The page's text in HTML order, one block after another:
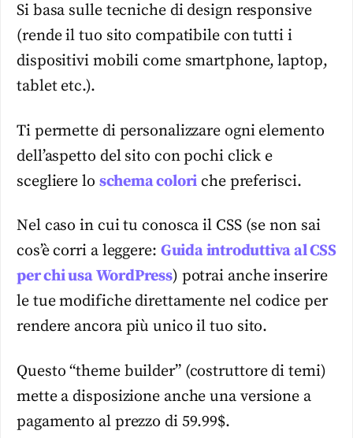
Si basa sulle tecniche di design responsive
(rende il tuo sito compatibile con tutti i
dispositivi mobili come smartphone, laptop,
tablet etc.).
Ti permette di personalizzare ogni elemento
dell’aspetto del sito con pochi click e
scegliere lo schema colori che preferisci.
Nel caso in cui tu conosca il CSS (se non sai
cos’è corri a leggere: Guida introduttiva al CSS
per chi usa WordPress) potrai anche inserire
le tue modifiche direttamente nel codice per
rendere ancora più unico il tuo sito.
Questo “theme builder” (costruttore di temi)
mette a disposizione anche una versione a
pagamento al prezzo di 59.99$.